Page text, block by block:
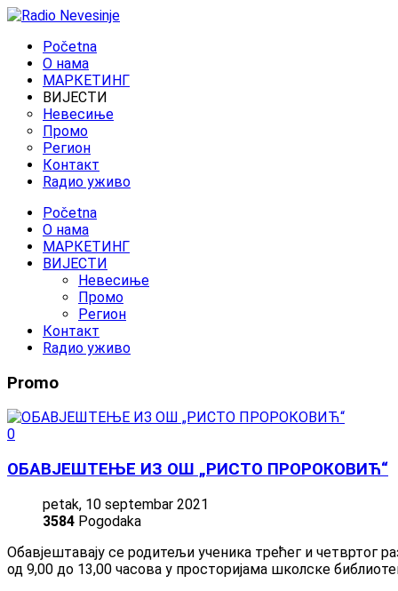
Početna
O нама
МАРКЕТИНГ
ВИЈЕСТИ
Невесиње
Промо
Регион
Контакт
Rадио уживо
Početna
O нама
МАРКЕТИНГ
ВИЈЕСТИ
Невесиње
Промо
Регион
Контакт
Rадио уживо
Promo
0
ОБАВЈЕШТЕЊЕ ИЗ ОШ „РИСТО ПРОРОКОВИЋ“
petak, 10 septembar 2021
3584 Pogodaka
Обавјештавају се родитељи ученика трећег и четвртог
од 9,00 до 13,00 часова у просторијама школске